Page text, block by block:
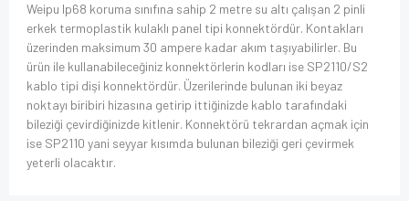
Weipu Ip68 koruma sınıfına sahip 2 metre su altı çalışan 2 pinli
erkek termoplastik kulaklı panel tipi konnektördür. Kontakları
üzerinden maksimum 30 ampere kadar akım taşıyabilirler. Bu
ürün ile kullanabileceğiniz konnektörlerin kodları ise SP2110/S2
kablo tipi dişi konnektördür. Üzerilerinde bulunan iki beyaz
noktayı biribiri hizasına getirip ittiğinizde kablo tarafındaki
bileziği çevirdiğinizde kitlenir. Konnektörü tekrardan açmak için
ise SP2110 yani seyyar kısımda bulunan bileziği geri çevirmek
yeterli olacaktır.